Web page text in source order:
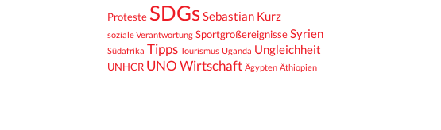
Proteste SDGsSebastian Kurz
soziale Verantwortung SportgroßereignisseSyrien
Südafrika Tipps Tourismus Uganda Ungleichheit
UNHCR UNO Wirtschaft Ägypten Äthiopien